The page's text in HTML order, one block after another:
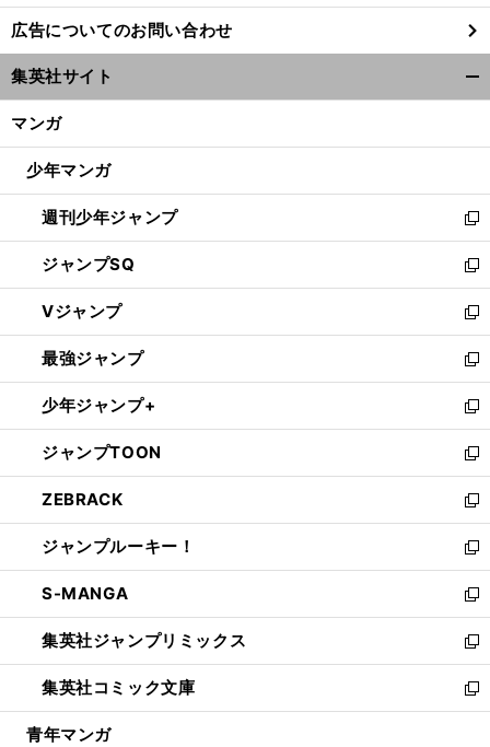
し
い
ウ
ィ
ン
ウ
開
く
広告についてのお問い合わせ
集英社サイト
マンガ
少年マンガ
週刊少年ジャンプ
新
し
い
ウ
ィ
ン
ド
ウ
で
開
く
ジャンプSQ
新
し
い
ウ
ィ
ン
ド
ウ
で
開
く
Vジャンプ
新
し
い
ウ
ィ
ン
ド
ウ
で
開
く
最強ジャンプ
新
し
い
ウ
ィ
ン
ド
ウ
で
開
く
少年ジャンプ+
新
し
い
ウ
ィ
ン
ド
ウ
で
開
く
ジャンプTOON
新
し
い
ウ
ィ
ン
ド
ウ
で
開
く
ZEBRACK
新
し
い
ウ
ィ
ン
ド
ウ
で
開
ジャンプルーキー！
新
し
い
ウ
ィ
ン
ド
ウ
S-MANGA
新
し
い
ウ
ィ
ン
集英社ジャンプリミックス
新
し
い
ウ
集英社コミック文庫
新
し
青年マンガ